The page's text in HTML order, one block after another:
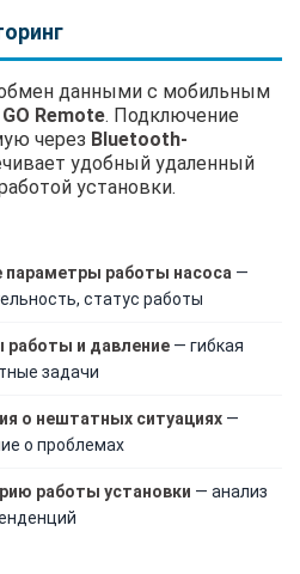
данными с мобильным
Remote. Подключение
через Bluetooth-
удобный удаленный
установки.
работы насоса —
статус работы
работы и давление — гибкая
задачи
о нештатных ситуациях —
о проблемах
работы установки — анализ